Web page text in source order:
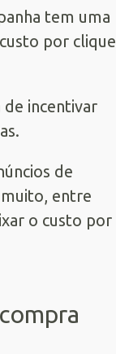
tem uma
por clique
de incentivar
de
muito, entre
o custo por